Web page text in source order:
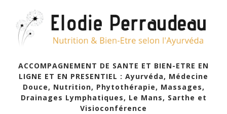
ACCOMPAGNEMENT DE SANTE ET BIEN-ETRE EN
LIGNE ET EN PRESENTIEL : Ayurvéda, Médecine
Douce, Nutrition, Phytothérapie, Massages,
Drainages Lymphatiques, Le Mans, Sarthe et
Visioconférence